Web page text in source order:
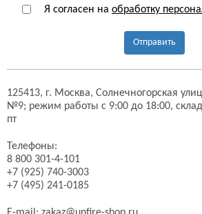
Я согласен на обработку
Отправить
125413, г. Москва, Солнечногорская
№9; режим работы с 9:00 до 18:00,
пт
Телефоны:
8 800 301-4-101
+7 (925) 740-3003
+7 (495) 241-0185